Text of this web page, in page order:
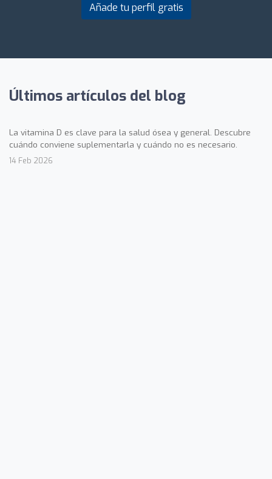
Añade tu perfil gratis
Últimos artículos del blog
La vitamina D es clave para la salud ósea y general. Descubre
cuándo conviene suplementarla y cuándo no es necesario.
14 Feb 2026